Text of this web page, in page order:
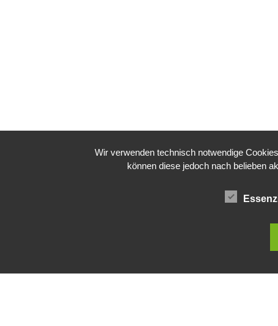
Wir verwenden technisch notwendige
können diese jedoch nach belieben